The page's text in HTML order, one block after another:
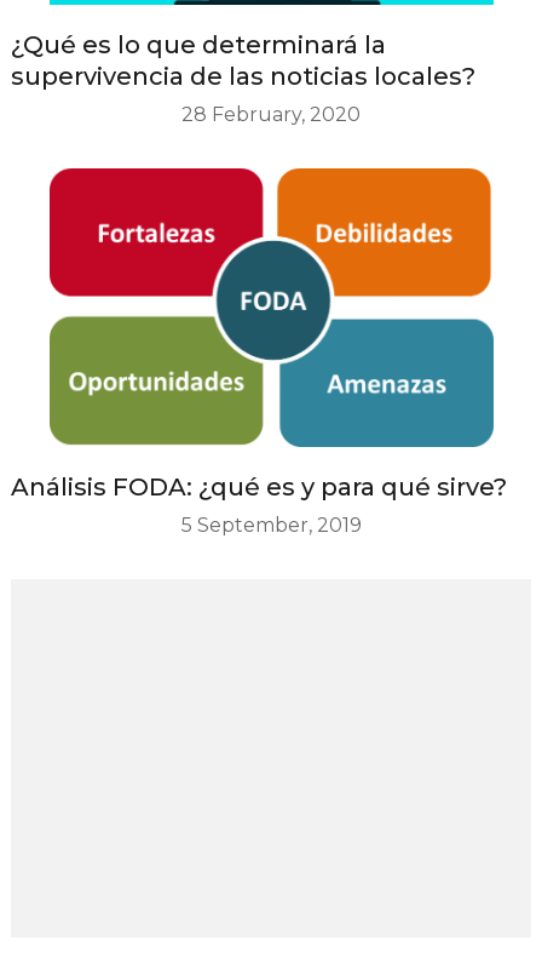
¿Qué es lo que determinará la
supervivencia de las noticias locales?
28 February, 2020
Análisis FODA: ¿qué es y para qué sirve?
5 September, 2019